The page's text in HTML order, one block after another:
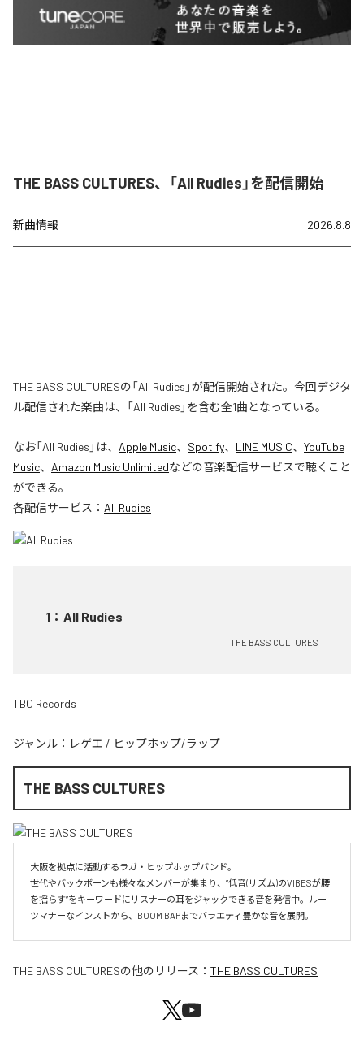
THE BASS CULTURES、「All Rudies」を配信開始
新曲情報 2026.8.8
THE BASS CULTURESの「All Rudies」が配信開始された。今回デジタ
ル配信された楽曲は、「All Rudies」を含む全1曲となっている。
なお「All Rudies 」は、 Apple Music、 Spotify、 LINE MUSIC、 YouTube
Music、 Amazon Music Unlimitedなどの音楽配信サービスで聴くこと
ができる。
各配信サービス： All Rudies
1 ： All Rudies
THE BASS CULTURES
TBC Records
ジャンル： レゲエ / ヒップホップ/ラップ
THE BASS CULTURES
大阪を拠点に活動するラガ・ヒップホップバンド。
世代やバックボーンも様々なメンバーが集まり、”低音(リズム)のVIBESが腰
を揺らす”をキーワードにリスナーの耳をジャックできる音を発信中。ルー
ツマナーなインストから、BOOM BAPまでバラエティ豊かな音を展開。
THE BASS CULTURESの他のリリース： THE BASS CULTURES